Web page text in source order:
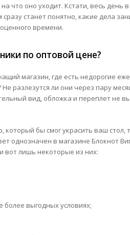
что оно уходит. Кстати, весь день
станет понятно, какие дела
времени.
по оптовой цене?
магазин, где есть недорогие
разлезутся ли они через пару
вид, обложка и переплет не
бы смог украсить ваш стол,
однозначен в магазине Блокнот
вот лишь некоторые из них:
выгодных условиях;